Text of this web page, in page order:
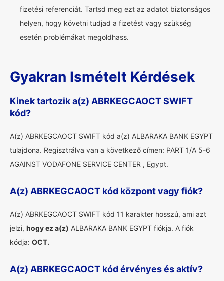
fizetési referenciát. Tartsd meg ezt az adatot biztonságos
helyen, hogy követni tudjad a fizetést vagy szükség
esetén problémákat megoldhass.
Gyakran Ismételt Kérdések
Kinek tartozik a(z) ABRKEGCAOCT SWIFT
kód?
A(z) ABRKEGCAOCT SWIFT kód a(z) ALBARAKA BANK EGYPT
tulajdona. Regisztrálva van a következő címen: PART 1/A 5-6
AGAINST VODAFONE SERVICE CENTER , Egypt.
A(z) ABRKEGCAOCT kód központ vagy fiók?
A(z) ABRKEGCAOCT SWIFT kód 11 karakter hosszú, ami azt
jelzi, hogy ez a(z) ALBARAKA BANK EGYPT fiókja. A fiók
kódja: OCT.
A(z) ABRKEGCAOCT kód érvényes és aktív?